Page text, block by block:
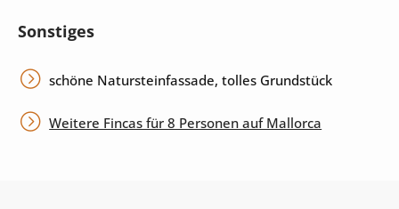
Sonstiges
schöne Natursteinfassade, tolles Grundstück
Weitere Fincas für 8 Personen auf Mallorca